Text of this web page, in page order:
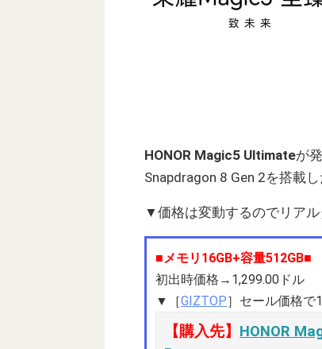
HONOR Magic5 Ultimateが
Snapdragon 8 Gen 2を搭載し
▼価格は変動するのでリア
■メモリ16GB+容量512GB■
初出時価格→1,299.00ドル
▼［GIZTOP］セール価格で
【購入先】 HONOR